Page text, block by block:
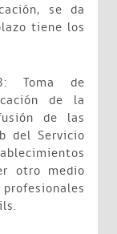
se da
tiene los
Toma de
de la
de las
del Servicio
otro medio